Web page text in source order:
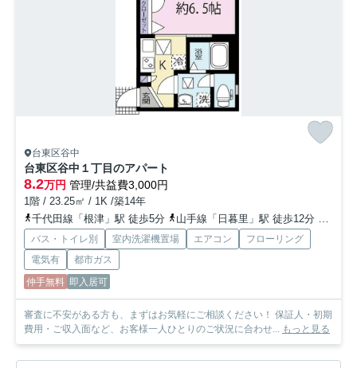
台東区谷中
台東区谷中１丁目のアパート
8.2万円 管理/共益費3,000円
1階 / 23.25㎡ / 1K /築14年
千代田線「根津」駅 徒歩5分
山手線「日暮里」駅 徒歩12分 南北
バス・トイレ別 室内洗濯機置場 エアコン
フローリング
電気有
都市ガス
仲手無料 即入居可
審査に不安がある方も、まずはお気軽にご相談ください！ 保証人・初期
費用・ご収入面など、お客様一人ひとりのご状況に合わせ... もっと見る